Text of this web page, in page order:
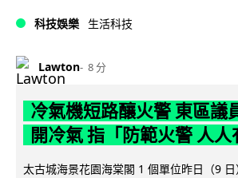
科技娛樂 生活科技
Lawton 8 分
冷氣機短路釀火警 東區議
開冷氣 指「防範火警 人人
太古城海景花園海棠閣 1 個單位昨日（9